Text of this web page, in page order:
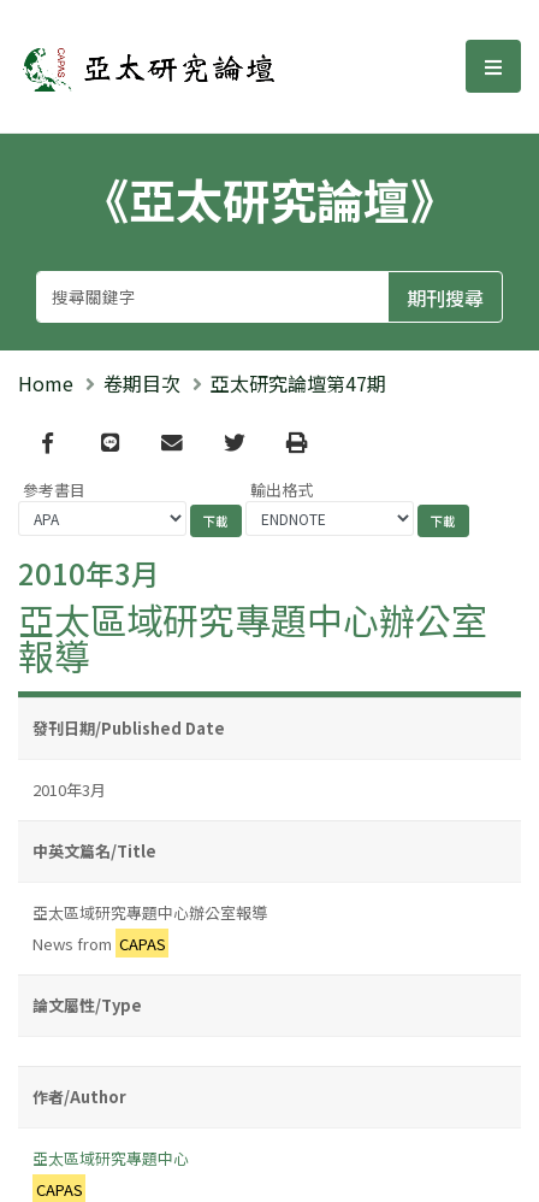
亞太研究論壇 選
《亞太研究論壇》
Home 卷期目次 亞太研究論壇第47期
Facebook
line email TwitterPrint
參考書目 輸出格式
2010年3月
亞太區域研究專題中心辦公室
報導
發刊日期/Published Date
2010年3月
中英文篇名/Title
亞太區域研究專題中心辦公室報導
News from CAPAS
論文屬性/Type
作者/Author
亞太區域研究專題中心
CAPAS